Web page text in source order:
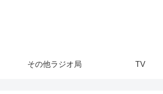
その他ラジオ局 TV